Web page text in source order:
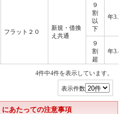
フラット２０
新規・借換
え共通
９
割
以
下
年
９
割
超
年
フラット３５
新規・借換
え共通
９
割
以
下
年
4件中4件を表示しています。
表示件数
あたっての注意事項